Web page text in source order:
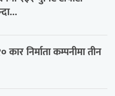
कार निर्माता कम्पनीमा तीन